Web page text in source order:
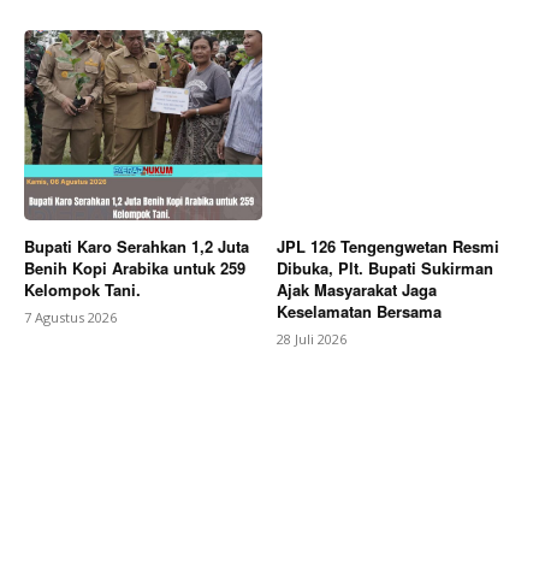
News Week
Magazine PRO
Bupati Karo Serahkan 1,2 Juta
Benih Kopi Arabika untuk 259
Kelompok Tani.
7 Agustus 2026
JPL 126 Tengengwetan Resmi
Dibuka, Plt. Bupati Sukirman
Ajak Masyarakat Jaga
Keselamatan Bersama
28 Juli 2026